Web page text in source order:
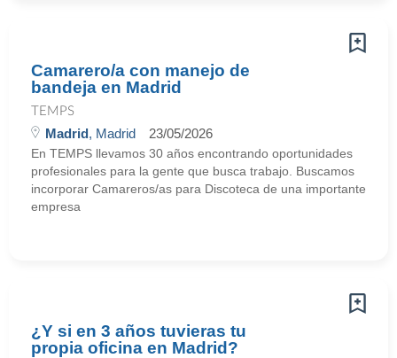
Camarero/a con manejo de
bandeja en Madrid
TEMPS
Madrid, Madrid 23/05/2026
En TEMPS llevamos 30 años encontrando oportunidades
profesionales para la gente que busca trabajo. Buscamos
incorporar Camareros/as para Discoteca de una importante
empresa
¿Y si en 3 años tuvieras tu
propia oficina en Madrid?